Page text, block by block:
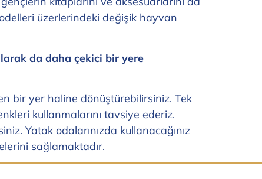
üzerlerindeki değişik hayvan
da daha çekici bir yere
bir yer haline dönüştürebilirsiniz. Tek
kullanmalarını tavsiye ederiz.
Yatak odalarınızda kullanacağınız
sağlamaktadır.